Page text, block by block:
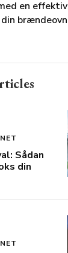
en effektiv
brændeovn
Sådan
din